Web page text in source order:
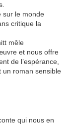
sur le monde
critique la
mêle
et nous offre
de l’espérance,
un roman sensible
qui nous en